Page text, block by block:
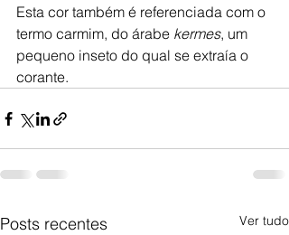
Esta cor também é referenciada com o
termo carmim, do árabe kermes, um
pequeno inseto do qual se extraía o
corante.
Posts recentes Ver tudo